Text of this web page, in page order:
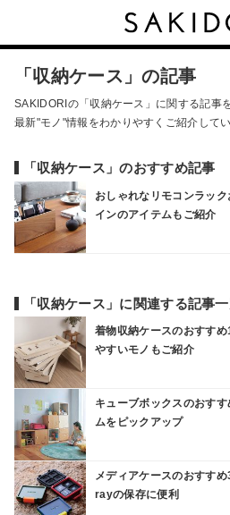
「収納ケース」の記事
SAKIDORIの「収納ケース」に関する記事
最新"モノ"情報をわかりやすくご紹介して
「収納ケース」のおすすめ記事
おしゃれなリモコンラッ
インのアイテムもご紹介
「収納ケース」に関連する記事
着物収納ケースのおすす
やすいモノもご紹介
キューブボックスのおす
ムをピックアップ
メディアケースのおすす
rayの保存に便利